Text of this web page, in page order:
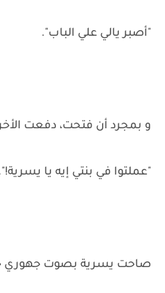
"أصبر يالي علي الباب".
و بمجرد أن فتحت، دفعت
"عملتوا في بنتي إيه يا
صاحت يسرية بصوت جهوري